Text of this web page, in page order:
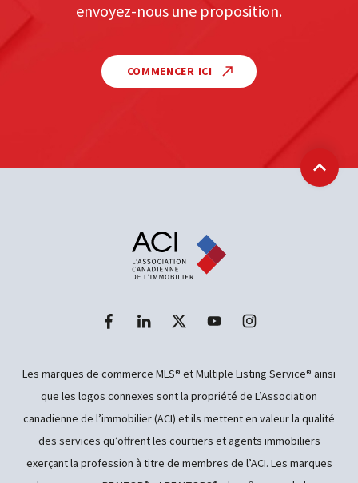
envoyez-nous une proposition.
COMMENCER ICI
Les marques de commerce MLS® et Multiple Listing Service® ainsi
que les logos connexes sont la propriété de L’Association
canadienne de l’immobilier (ACI) et ils mettent en valeur la qualité
des services qu’offrent les courtiers et agents immobiliers
exerçant la profession à titre de membres de l’ACI. Les marques